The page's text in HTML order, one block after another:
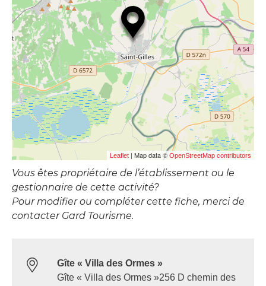
Leaflet | Map data ©OpenStreetMap contributors
Vous êtes propriétaire de l’établissement ou le
gestionnaire de cette activité?
Pour modifier ou compléter cette fiche, merci de
contacter Gard Tourisme.
Gîte « Villa des Ormes »
Gîte « Villa des Ormes »256 D chemin des